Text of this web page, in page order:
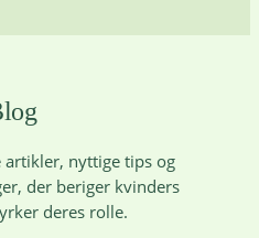
artikler, nyttige tips og
der beriger kvinders
deres rolle.